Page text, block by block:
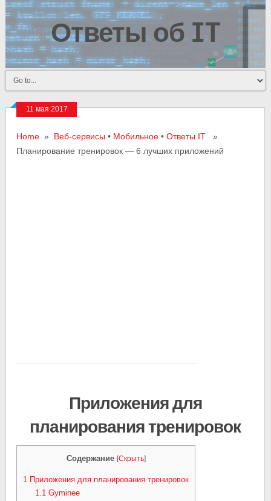
Ответы об IT
11 мая 2017
Home » Веб-сервисы • Мобильное •Ответы IT »
Планирование тренировок — 6 лучших приложений
Приложения для
планирования тренировок
Содержание [Скрыть]
1 Приложения для планирования тренировок
1.1Gyminee